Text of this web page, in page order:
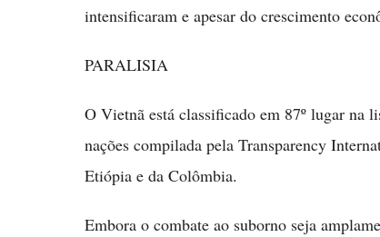
intensificaram e apesar do crescimento
PARALISIA
O Vietnã está classificado em 87º lugar na
nações compilada pela Transparency
Etiópia e da Colômbia.
Embora o combate ao suborno seja